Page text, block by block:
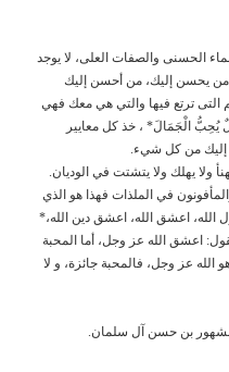
الحسنى والصفات العلى، لا يوجد
من يحسن إليك، من أحسن إليك
التى ترتع فيها والتي هي معك فهي
يُحِبُّ الْجَمَالَ* ، خذ كل معايير
إليك من كل شيء.
ولا يهلك ولا يتشتت في الوديان.
في الملذات فهذا هو الذي
اعشق الله، اعشق دين الله،*
اعشق الله عز وجل، أما المحبة
عز وجل، فالمحبة جائزة، و لا
بن حسن آل سلمان.